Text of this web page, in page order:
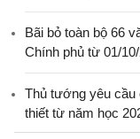
Bãi bỏ toàn bộ 66
Chính phủ từ 01/
Thủ tướng yêu cầu
thiết từ năm học